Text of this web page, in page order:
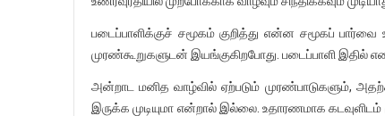
படைப்பாளிக்குச் சமூகம் குறித்து என்ன சமூகப்
முரண்கூறுகளுடன் இயங்குகிறபோது. படைப்பாளி இதில்
அன்றாட மனித வாழ்வில் ஏற்படும் முரண்பாடுகளும்,
இருக்க முடியுமா என்றால் இல்லை. உதாரணமாக